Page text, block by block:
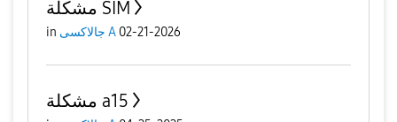
مشكلة SIM
in جالاكسى A 02-21-2026
مشكلة a15